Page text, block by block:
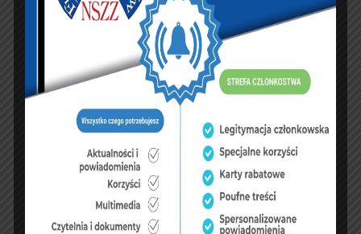
• utrzyma w mocy wydaną wcześniej decyzję
• uchyli decyzję reprywatyzacyjną w całości albo w
części i orzeknie co do istoty sprawy;
• uchyli decyzję reprywatyzacyjną w całości i
przekaże sprawę do ponownego rozpatrzenia
organowi, który wydał taką ostateczną decyzję,
jeżeli została wydana z naruszeniem prawa, a
konieczny do wyjaśnienia zakres sprawy ma istotny